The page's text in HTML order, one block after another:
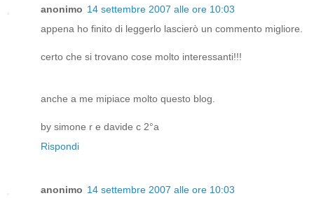
anonimo 14 settembre 2007 alle ore 10:03
appena ho finito di leggerlo lascierò un commento migliore.
certo che si trovano cose molto interessanti!!!
anche a me mipiace molto questo blog.
by simone r e davide c 2°a
Rispondi
anonimo 14 settembre 2007 alle ore 10:03